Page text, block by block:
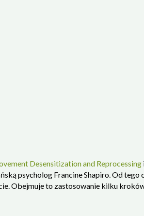
Desensitization and Reprocessing
psycholog Francine Shapiro. Od tego
Obejmuje to zastosowanie kilku